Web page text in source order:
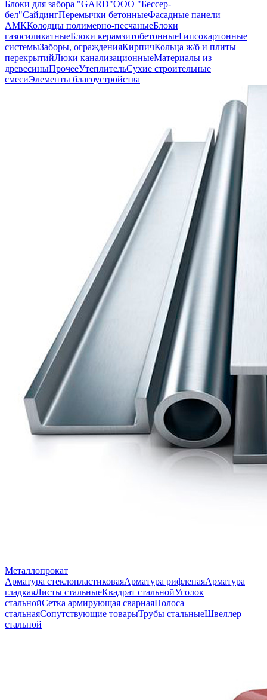
Блоки для забора "GARD"ООО "Бессер-
бел"СайдингПеремычки бетонныеФасадные панели
АМККолодцы полимерно-песчаныеБлоки
газосиликатныеБлоки керамзитобетонныеГипсокартонные
системыЗаборы, огражденияКирпичКольца ж/б и плиты
перекрытийЛюки канализационныеМатериалы из
древесиныПрочееУтеплительСухие строительные
смесиЭлементы благоустройства
Металлопрокат
Арматура стеклопластиковаяАрматура рифленаяАрматура
гладкаяЛисты стальныеКвадрат стальнойУголок
стальнойСетка армирующая сварнаяПолоса
стальнаяСопутствующие товарыТрубы стальныеШвеллер
стальной